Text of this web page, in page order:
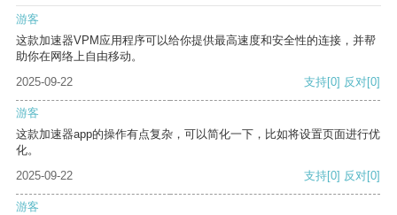
游客
这款加速器VPM应用程序可以给你提供最高速度和安全性的连接，并帮
助你在网络上自由移动。
2025-09-22
支持[0] 反对[0]
游客
这款加速器app的操作有点复杂，可以简化一下，比如将设置页面进行优
化。
2025-09-22
支持[0] 反对[0]
游客